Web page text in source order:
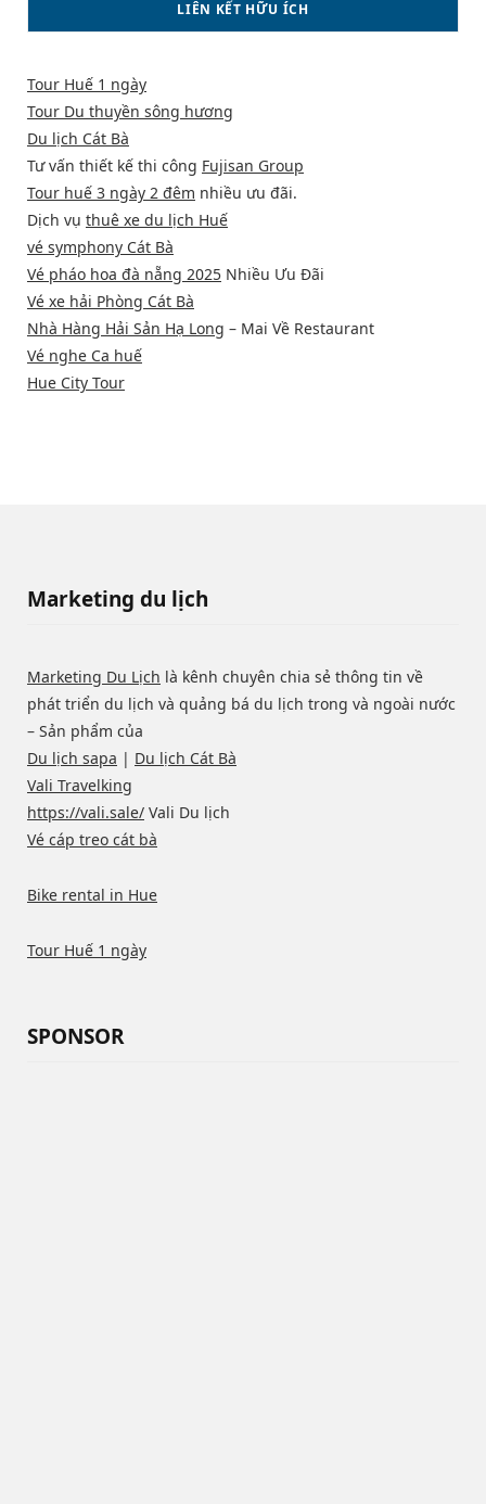
LIÊN KẾT HỮU ÍCH
Tour Huế 1 ngày
Tour Du thuyền sông hương
Du lịch Cát Bà
Tư vấn thiết kế thi công Fujisan Group
Tour huế 3 ngày 2 đêm nhiều ưu đãi.
Dịch vụ thuê xe du lịch Huế
vé symphony Cát Bà
Vé pháo hoa đà nẵng 2025 Nhiều Ưu Đãi
Vé xe hải Phòng Cát Bà
Nhà Hàng Hải Sản Hạ Long – Mai Về Restaurant
Vé nghe Ca huế
Hue City Tour
Marketing du lịch
Marketing Du Lịch là kênh chuyên chia sẻ thông tin về
phát triển du lịch và quảng bá du lịch trong và ngoài nước
– Sản phẩm của
Du lịch sapa | Du lịch Cát Bà
Vali Travelking
https://vali.sale/ Vali Du lịch
Vé cáp treo cát bà
Bike rental in Hue
Tour Huế 1 ngày
SPONSOR